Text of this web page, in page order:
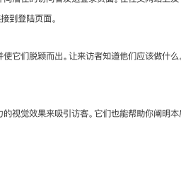
到登陆页面。
它们脱颖而出。让来访者知道他们应该做什
视觉效果来吸引访客。它们也能帮助你阐明